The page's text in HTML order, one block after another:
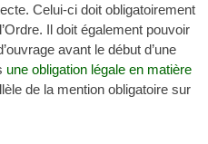
Celui-ci doit obligatoirement
Il doit également pouvoir
avant le début d’une
une obligation légale en matière
de la mention obligatoire sur